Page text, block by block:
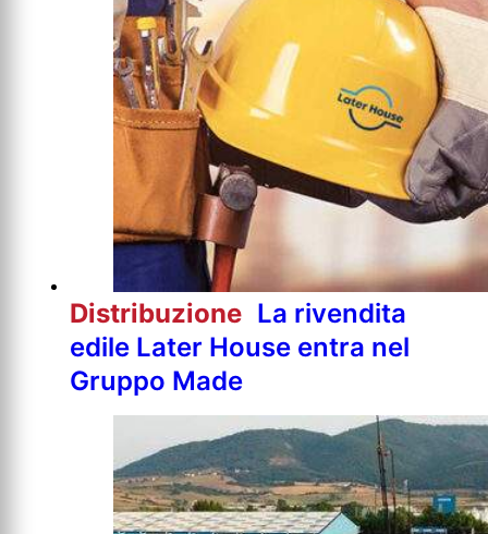
Distribuzione La rivendita
edile Later House entra nel
Gruppo Made